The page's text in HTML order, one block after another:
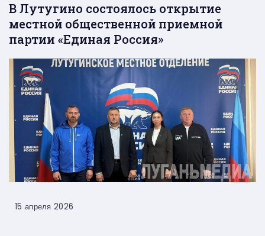
В Лутугино состоялось открытие
местной общественной приемной
партии «Единая Россия»
15 апреля 2026